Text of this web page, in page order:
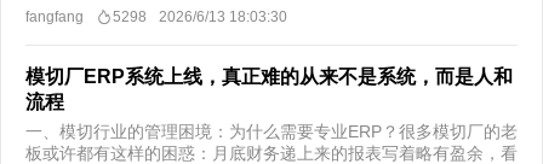
fangfang 5298 2026/6/13 18:03:30
模切厂ERP系统上线，真正难的从来不是系统，而是人和
流程
一、模切行业的管理困境：为什么需要专业ERP？很多模切厂的老
板或许都有这样的困惑：月底财务递上来的报表写着略有盈余，看